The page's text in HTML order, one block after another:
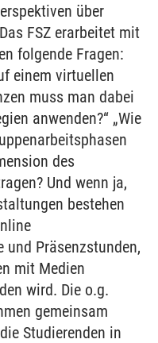
über
FSZ erarbeitet mit
folgende Fragen:
einem virtuellen
muss man dabei
anwenden?“ „Wie
des
Und wenn ja,
bestehen
und Präsenzstunden,
mit Medien
wird. Die o.g.
gemeinsam
Studierenden in